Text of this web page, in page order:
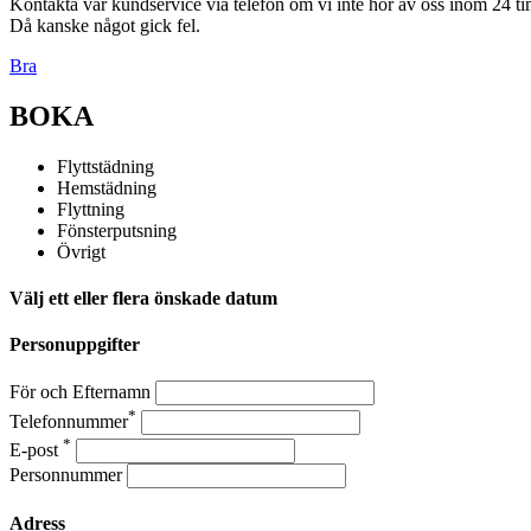
Då kanske något gick fel.
Bra
BOKA
Flyttstädning
Hemstädning
Flyttning
Fönsterputsning
Övrigt
Välj ett eller flera önskade datum
Personuppgifter
För och Efternamn
Telefonnummer*
E-post *
Personnummer
Adress